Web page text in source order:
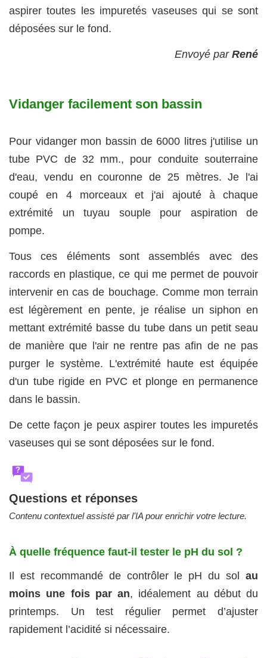
aspirer toutes les impuretés vaseuses qui se sont
déposées sur le fond.
Envoyé par René
Vidanger facilement son bassin
Pour vidanger mon bassin de 6000 litres j'utilise un
tube PVC de 32 mm., pour conduite souterraine
d'eau, vendu en couronne de 25 mètres. Je l'ai
coupé en 4 morceaux et j'ai ajouté à chaque
extrémité un tuyau souple pour aspiration de
pompe.
Tous ces éléments sont assemblés avec des
raccords en plastique, ce qui me permet de pouvoir
intervenir en cas de bouchage. Comme mon terrain
est légèrement en pente, je réalise un siphon en
mettant extrémité basse du tube dans un petit seau
de manière que l'air ne rentre pas afin de ne pas
purger le système. L'extrémité haute est équipée
d'un tube rigide en PVC et plonge en permanence
dans le bassin.
De cette façon je peux aspirer toutes les impuretés
vaseuses qui se sont déposées sur le fond.
?
Questions et réponses
Contenu contextuel assisté par l’IA pour enrichir votre lecture.
À quelle fréquence faut-il tester le pH du sol ?
Il est recommandé de contrôler le pH du sol au
moins une fois par an, idéalement au début du
printemps. Un test régulier permet d’ajuster
rapidement l’acidité si nécessaire.